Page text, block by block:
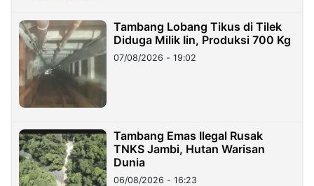
Tambang Lobang Tikus di Tilek
Diduga Milik Iin, Produksi 700 Kg
07/08/2026 - 19:02
Tambang Emas Ilegal Rusak
TNKS Jambi, Hutan Warisan
Dunia
06/08/2026 - 16:23